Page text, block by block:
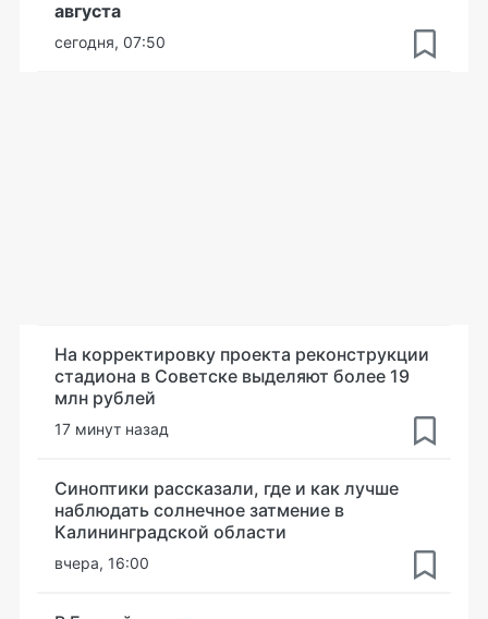
августа
сегодня, 07:50
На корректировку проекта реконструкции
стадиона в Советске выделяют более 19
млн рублей
17 минут назад
Синоптики рассказали, где и как лучше
наблюдать солнечное затмение в
Калининградской области
вчера, 16:00